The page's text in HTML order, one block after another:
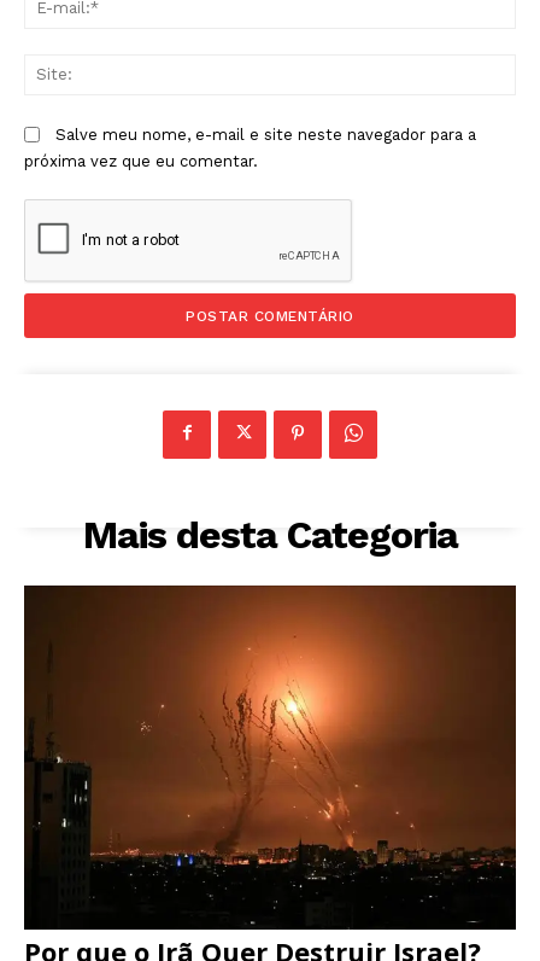
Salve meu nome, e-mail e site neste navegador para a
próxima vez que eu comentar.
Mais desta Categoria
Por que o Irã Quer Destruir Israel?